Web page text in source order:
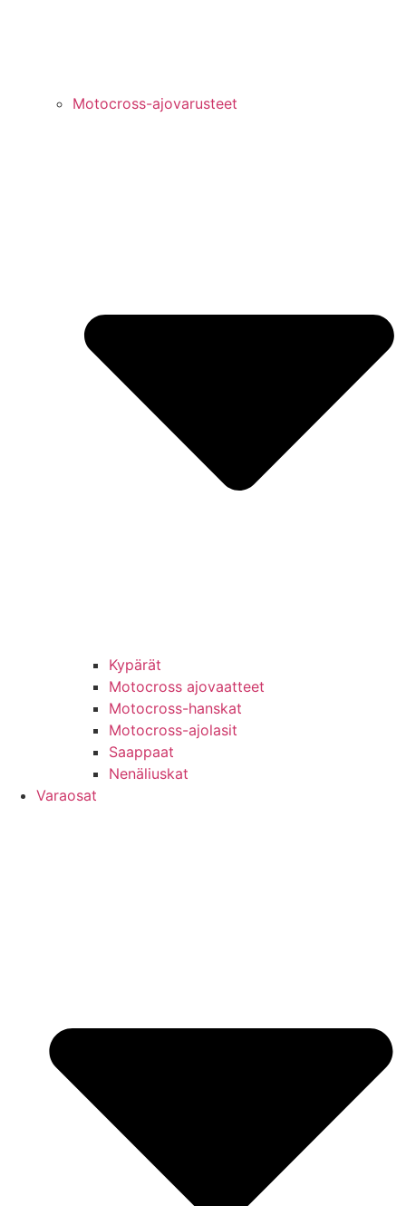
Motocross-ajovarusteet
Kypärät
Motocross ajovaatteet
Motocross-hanskat
Motocross-ajolasit
Saappaat
Nenäliuskat
Varaosat